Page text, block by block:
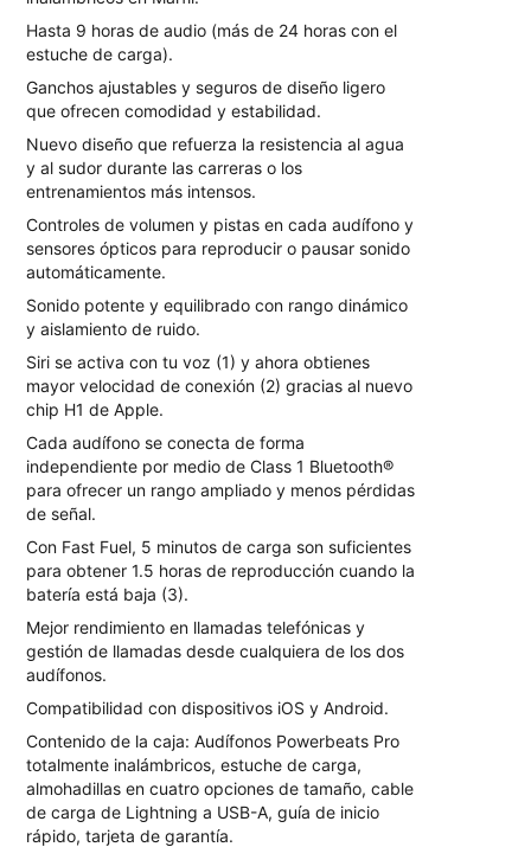
Hasta 9 horas de audio (más de 24 horas con el
estuche de carga).
Ganchos ajustables y seguros de diseño ligero
que ofrecen comodidad y estabilidad.
Nuevo diseño que refuerza la resistencia al agua
y al sudor durante las carreras o los
entrenamientos más intensos.
Controles de volumen y pistas en cada audífono y
sensores ópticos para reproducir o pausar sonido
automáticamente.
Sonido potente y equilibrado con rango dinámico
y aislamiento de ruido.
Siri se activa con tu voz (1) y ahora obtienes
mayor velocidad de conexión (2) gracias al nuevo
chip H1 de Apple.
Cada audífono se conecta de forma
independiente por medio de Class 1 Bluetooth®
para ofrecer un rango ampliado y menos pérdidas
de señal.
Con Fast Fuel, 5 minutos de carga son suficientes
para obtener 1.5 horas de reproducción cuando la
batería está baja (3).
Mejor rendimiento en llamadas telefónicas y
gestión de llamadas desde cualquiera de los dos
audífonos.
Compatibilidad con dispositivos iOS y Android.
Contenido de la caja: Audífonos Powerbeats Pro
totalmente inalámbricos, estuche de carga,
almohadillas en cuatro opciones de tamaño, cable
de carga de Lightning a USB-A, guía de inicio
rápido, tarjeta de garantía.